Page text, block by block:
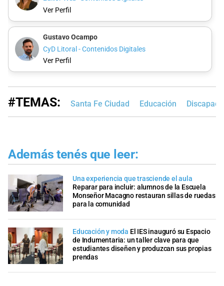
Ver Perfil
Gustavo Ocampo
CyD Litoral - Contenidos Digitales
Ver Perfil
#TEMAS: Santa Fe Ciudad Educación
Además tenés que leer:
Una experiencia que trasciende el aula
Reparar para incluir: alumnos de la Escuela
Monseñor Macagno restauran sillas de ruedas
para la comunidad
Educación y moda El IES inauguró su Espacio
de Indumentaria: un taller clave para que
estudiantes diseñen y produzcan sus propias
prendas